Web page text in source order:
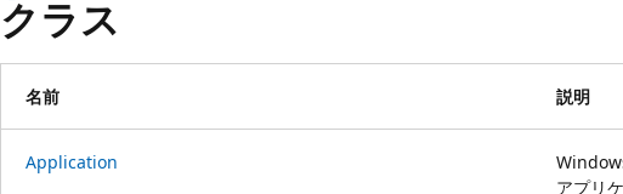
クラス
名前 説明
Application
アプリ